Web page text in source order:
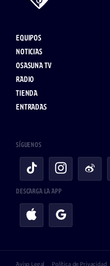
EQUIPOS
NOTICIAS
OSASUNA TV
RADIO
TIENDA
ENTRADAS
SÍGUENOS
DESCARGA LA APP
Aviso Legal Política de Privacidad